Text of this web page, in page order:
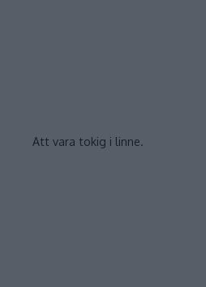
Att vara tokig i linne.